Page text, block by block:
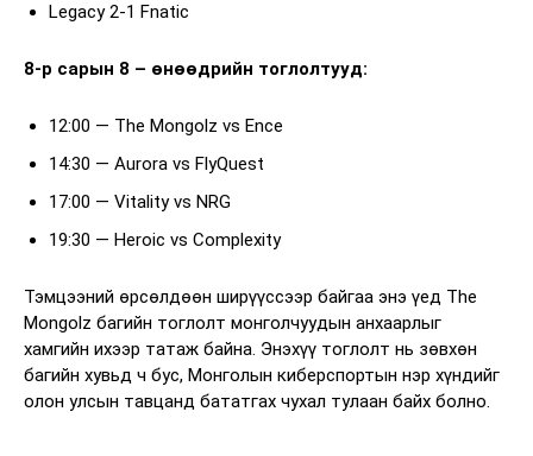
Legacy 2-1 Fnatic
8-р сарын 8 – өнөөдрийн тоглолтууд:
12:00 — The Mongolz vs Ence
14:30 — Aurora vs FlyQuest
17:00 — Vitality vs NRG
19:30 — Heroic vs Complexity
Тэмцээний өрсөлдөөн ширүүссээр байгаа энэ үед The
Mongolz багийн тоглолт монголчуудын анхаарлыг
хамгийн ихээр татаж байна. Энэхүү тоглолт нь зөвхөн
багийн хувьд ч бус, Монголын киберспортын нэр хүндийг
олон улсын тавцанд бататгах чухал тулаан байх болно.